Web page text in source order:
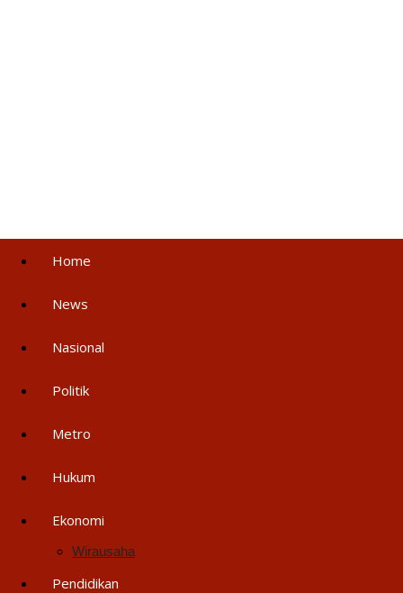
Home
News
Nasional
Politik
Metro
Hukum
Ekonomi
Wirausaha
Pendidikan